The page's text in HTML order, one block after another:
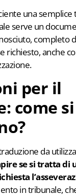
una semplice
serve un
completo
richiesto, anche
per il
come si
da
se si tratta di
in tribunale,